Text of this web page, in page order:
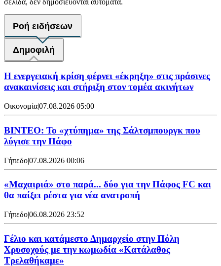
Ροή ειδήσεων
Δημοφιλή
Η ενεργειακή κρίση φέρνει «έκρηξη» στις πράσινες
ανακαινίσεις και στήριξη στον τομέα ακινήτων
Οικονομία|07.08.2026 05:00
ΒΙΝΤΕΟ: Το «χτύπημα» της Σάλτσμπουργκ που
λύγισε την Πάφο
Γήπεδο|07.08.2026 00:06
«Μαχαιριά» στο παρά... δύο για την Πάφος FC και
θα παίξει ρέστα για νέα ανατροπή
Γήπεδο|06.08.2026 23:52
Γέλιο και κατάμεστο Δημαρχείο στην Πόλη
Χρυσοχούς με την κωμωδία «Κατάλαθος
Τρελαθήκαμε»